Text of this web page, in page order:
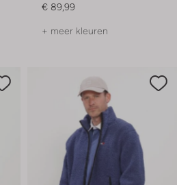
€ 89,99
+ meer kleuren